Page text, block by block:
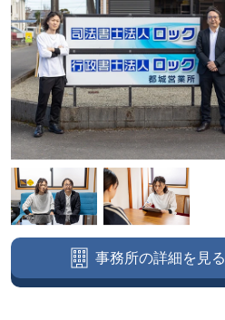
事務所の詳細を見る